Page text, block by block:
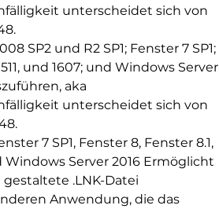
unterscheidet sich von
SP2 und R2 SP1; Fenster 7 SP1;
und 1607; und Windows Server
aka
unterscheidet sich von
7 SP1, Fenster 8, Fenster 8.1,
Windows Server 2016 Ermöglicht
.LNK-Datei
Anwendung, die das